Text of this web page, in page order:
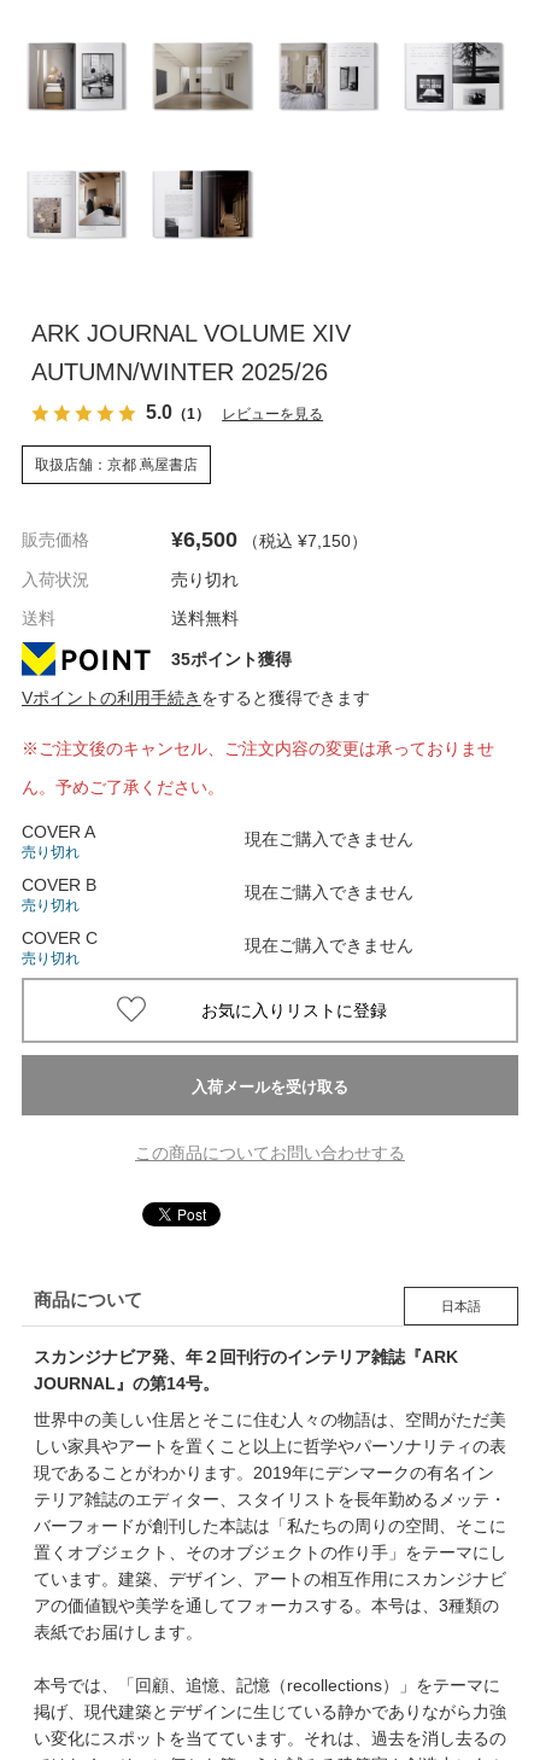
ARK JOURNAL VOLUME XIV
AUTUMN/WINTER 2025/26
5.0 （1） レビューを見る
取扱店舗：京都 蔦屋書店
販売価格 ¥6,500 （税込 ¥7,150）
入荷状況
売り切れ
送料
送料無料
35ポイント獲得
Vポイントの利用手続き をすると獲得できます
※ご注文後のキャンセル、ご注文内容の変更は承っておりませ
ん。予めご了承ください。
COVER A
売り切れ
現在ご購入できません
COVER B
売り切れ
現在ご購入できません
COVER C
売り切れ
現在ご購入できません
この商品についてお問い合わせする
商品について 日本語
スカンジナビア発、年２回刊行のインテリア雑誌『ARK
JOURNAL』の第14号。
世界中の美しい住居とそこに住む人々の物語は、空間がただ美
しい家具やアートを置くこと以上に哲学やパーソナリティの表
現であることがわかります。2019年にデンマークの有名イン
テリア雑誌のエディター、スタイリストを長年勤めるメッテ・
バーフォードが創刊した本誌は「私たちの周りの空間、そこに
置くオブジェクト、そのオブジェクトの作り手」をテーマにし
ています。建築、デザイン、アートの相互作用にスカンジナビ
アの価値観や美学を通してフォーカスする。本号は、3種類の
表紙でお届けします。
本号では、「回顧、追憶、記憶（recollections）」をテーマに
掲げ、現代建築とデザインに生じている静かでありながら力強
い変化にスポットを当てています。それは、過去を消し去るの